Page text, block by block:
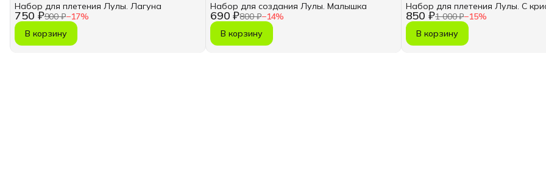
750 ₽900 ₽−17%
Набор для плетения Лулы. Лагуна
В корзину
690 ₽800 ₽−14%
Набор для создания Лулы. Малышка
В корзину
850 ₽1 000 ₽−15%
Набор для плетения Лулы. С
В корзину